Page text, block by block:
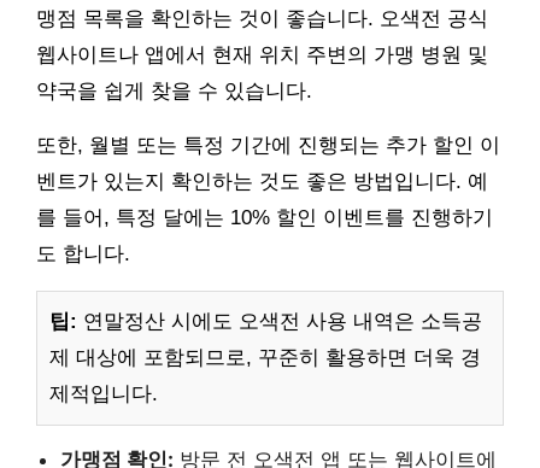
맹점 목록을 확인하는 것이 좋습니다. 오색전 공식
웹사이트나 앱에서 현재 위치 주변의 가맹 병원 및
약국을 쉽게 찾을 수 있습니다.
또한, 월별 또는 특정 기간에 진행되는 추가 할인 이
벤트가 있는지 확인하는 것도 좋은 방법입니다. 예
를 들어, 특정 달에는 10% 할인 이벤트를 진행하기
도 합니다.
팁: 연말정산 시에도 오색전 사용 내역은 소득공
제 대상에 포함되므로, 꾸준히 활용하면 더욱 경
제적입니다.
가맹점 확인: 방문 전 오색전 앱 또는 웹사이트에